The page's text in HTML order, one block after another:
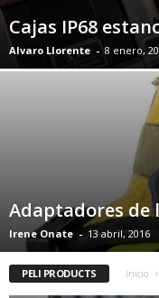
Cajas IP68
Alvaro Llorente - 8 enero,
Adaptadores de
Irene Onate - 13 abril, 2016
PELI PRODUCTS Inicio